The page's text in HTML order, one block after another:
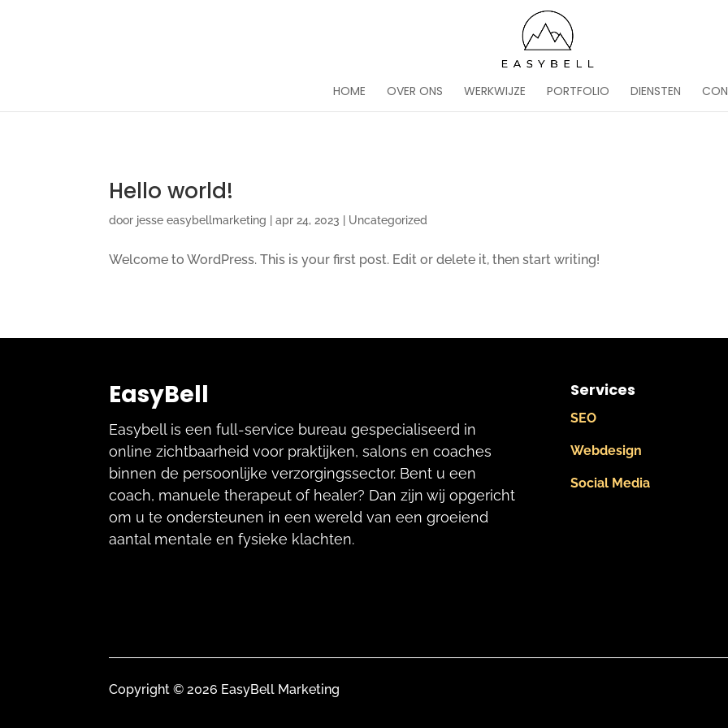
HOME OVER ONS WERKWIJZE PORTFOLIO DIENSTEN
Hello world!
door jesse easybellmarketing |apr 24, 2023 Uncategorized
Welcome to WordPress. This is your first post. Edit or delete it, then start writing!
EasyBell
Easybell is een full-service bureau gespecialiseerd in
online zichtbaarheid voor praktijken, salons en coaches
binnen de persoonlijke verzorgingssector. Bent u een
coach, manuele therapeut of healer? Dan zijn wij opgericht
om u te ondersteunen in een wereld van een groeiend
aantal mentale en fysieke klachten.
Services
SEO
Webdesign
Social Media
Copyright © 2026 EasyBell Marketing